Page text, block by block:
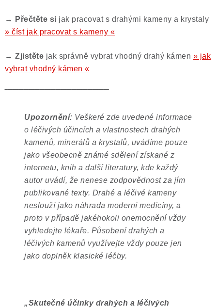
→ Přečtěte si jak pracovat s drahými kameny a krystaly
» číst jak pracovat s kameny «
→ Zjistěte jak správně vybrat vhodný drahý kámen » jak
vybrat vhodný kámen «
Upozornění: Veškeré zde uvedené informace
o léčivých účincích a vlastnostech drahých
kamenů, minerálů a krystalů, uvádíme pouze
jako všeobecně známé sdělení získané z
internetu, knih a další literatury, kde každý
autor uvádí, že nenese zodpovědnost za jím
publikované texty. Drahé a léčivé kameny
neslouží jako náhrada moderní medicíny, a
proto v případě jakéhokoli onemocnění vždy
vyhledejte lékaře. Působení drahých a
léčivých kamenů využívejte vždy pouze jen
jako doplněk klasické léčby.
„Skutečné účinky drahých a léčivých